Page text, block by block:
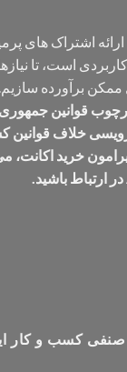
اشتراک های
است، تا
برآورده سازیم.
قوانین
خلاف قوانین
خرید اکانت،
کسب و کار